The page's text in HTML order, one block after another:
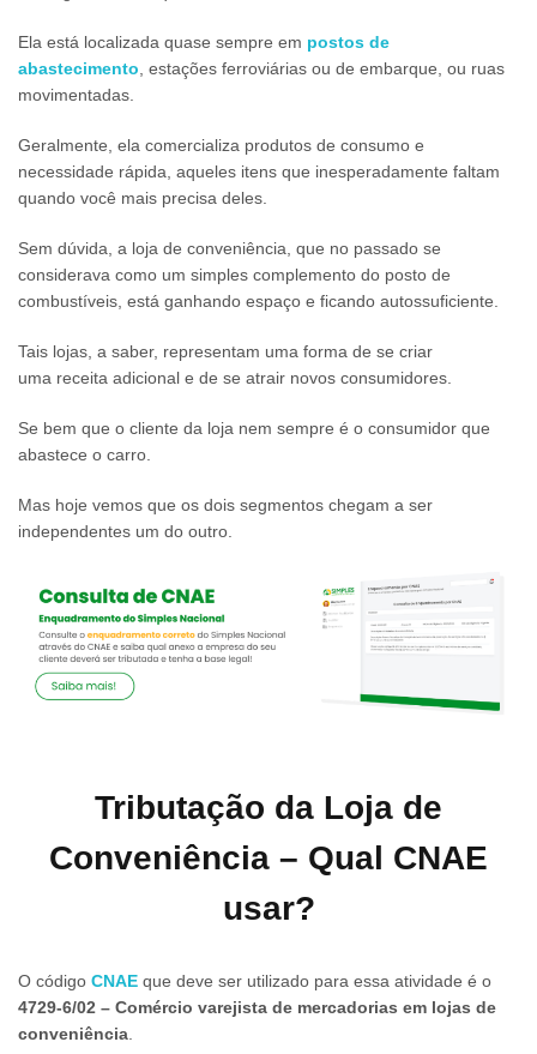
Ela está localizada quase sempre em postos de
abastecimento , estações ferroviárias ou de embarque, ou ruas
movimentadas.
Geralmente, ela comercializa produtos de consumo e
necessidade rápida, aqueles itens que inesperadamente faltam
quando você mais precisa deles.
Sem dúvida, a loja de conveniência, que no passado se
considerava como um simples complemento do posto de
combustíveis, está ganhando espaço e ficando autossuficiente.
Tais lojas, a saber, representam uma forma de se criar
uma receita adicional e de se atrair novos consumidores.
Se bem que o cliente da loja nem sempre é o consumidor que
abastece o carro.
Mas hoje vemos que os dois segmentos chegam a ser
independentes um do outro.
Tributação da Loja de
Conveniência – Qual CNAE
usar?
O código CNAE que deve ser utilizado para essa atividade é o
4729-6/02 – Comércio varejista de mercadorias em lojas de
conveniência